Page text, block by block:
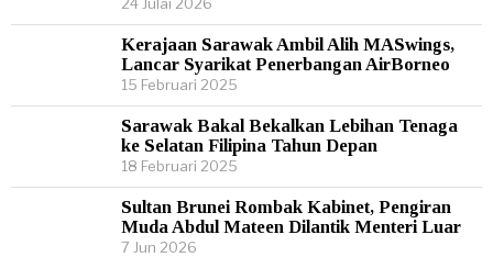
Kerajaan Sarawak Ambil Alih MASwings,
Lancar Syarikat Penerbangan AirBorneo
15 Februari 2025
Sarawak Bakal Bekalkan Lebihan Tenaga
ke Selatan Filipina Tahun Depan
18 Februari 2025
Sultan Brunei Rombak Kabinet, Pengiran
Muda Abdul Mateen Dilantik Menteri Luar
7 Jun 2026